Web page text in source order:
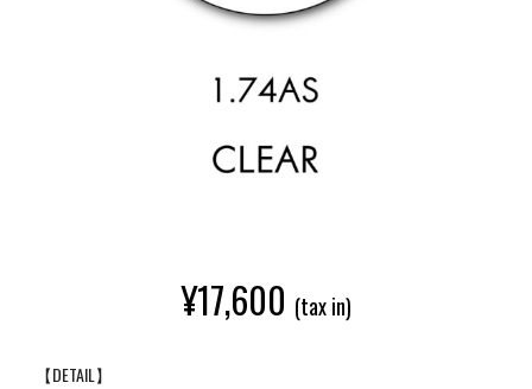
¥17,600 (tax in)
【DETAIL】